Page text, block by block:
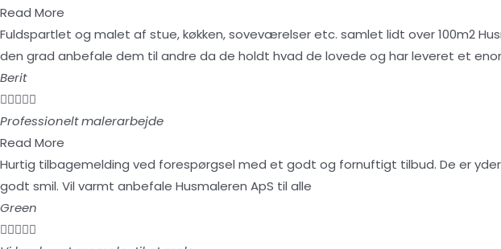
Read More
Fuldspartlet og malet af stue, køkken, soveværelser etc. samlet lidt over 100m2
den grad anbefale dem til andre da de holdt hvad de lovede og har leveret et
Berit

Professionelt malerarbejde
Read More
Hurtig tilbagemelding ved forespørgsel med et godt og fornuftigt tilbud. De er
godt smil. Vil varmt anbefale Husmaleren ApS til alle
Green
